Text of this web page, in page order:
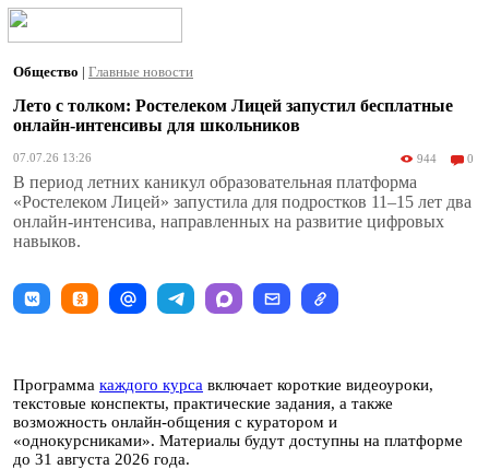
Общество | Главные новости
Лето с толком: Ростелеком Лицей запустил бесплатные
онлайн-интенсивы для школьников
07.07.26 13:26 944 0
В период летних каникул образовательная платформа
«Ростелеком Лицей» запустила для подростков 11–15 лет два
онлайн-интенсива, направленных на развитие цифровых
навыков.
Программа каждого курса включает короткие видеоуроки,
текстовые конспекты, практические задания, а также
возможность онлайн-общения с куратором и
«однокурсниками». Материалы будут доступны на платформе
до 31 августа 2026 года.